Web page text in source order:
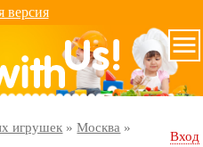
версия
игрушек »Москва »
Вход